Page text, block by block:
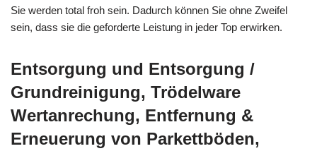
Sie werden total froh sein. Dadurch können Sie ohne Zweifel
sein, dass sie die geforderte Leistung in jeder Top erwirken.
Entsorgung und Entsorgung /
Grundreinigung, Trödelware
Wertanrechung, Entfernung &
Erneuerung von Parkettböden,